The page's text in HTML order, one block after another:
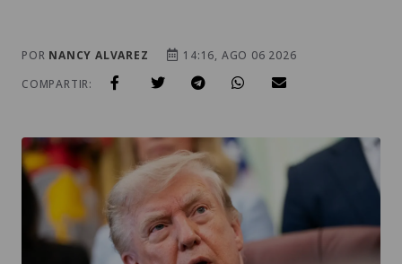
POR NANCY ALVAREZ
14:16, AGO 06 2026
COMPARTIR: